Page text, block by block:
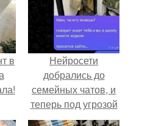
в
Нейросети
добрались до
семейных чатов, и
теперь под угрозой
мамины нервы.